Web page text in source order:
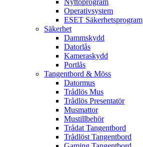
Nyttoprogram
Operativsystem
ESET Säkerhetsprogram
Säkerhet
Dammskydd
Datorlås
Kameraskydd
Portlås
Tangentbord & Möss
Datormus
Trådlös Mus
Trådlös Presentatör
Musmattor
Mustillbehör
Trådat Tangentbord
Trådlöst Tangentbord